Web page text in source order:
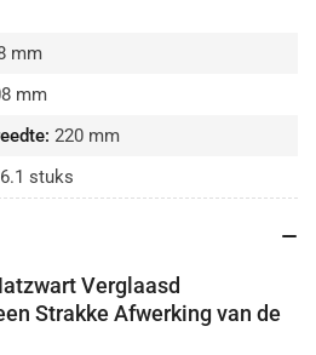
mm
mm
220 mm
stuks
Verglaasd
Strakke Afwerking van de